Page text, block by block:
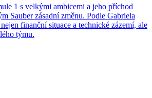
1 s velkými ambicemi a jeho příchod
Sauber zásadní změnu. Podle Gabriela
finanční situace a technické zázemí, ale
týmu.